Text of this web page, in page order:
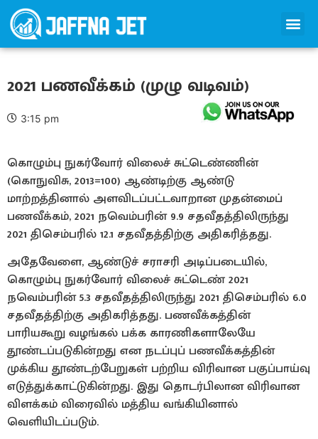
2021 பணவீக்கம் (முழு வடிவம்)
3:15 pm
கொழும்பு நுகர்வோர் விலைச் சுட்டெண்ணின்
(கொநுவிசு, 2013=100) ஆண்டிற்கு ஆண்டு
மாற்றத்தினால் அளவிடப்பட்டவாறான முதன்மைப்
பணவீக்கம், 2021 நவெம்பரின் 9.9 சதவீதத்திலிருந்து
2021 திசெம்பரில் 12.1 சதவீதத்திற்கு அதிகரித்தது.
அதேவேளை, ஆண்டுச் சராசரி அடிப்படையில்,
கொழும்பு நுகர்வோர் விலைச் சுட்டெண் 2021
நவெம்பரின் 5.3 சதவீதத்திலிருந்து 2021 திசெம்பரில் 6.0
சதவீதத்திற்கு அதிகரித்தது. பணவீக்கத்தின்
பாரியகூறு வழங்கல் பக்க காரணிகளாலேயே
தூண்டப்படுகின்றது என நடப்புப் பணவீக்கத்தின்
முக்கிய தூண்டற்பேறுகள் பற்றிய விரிவான பகுப்பாய்வு
எடுத்துக்காட்டுகின்றது. இது தொடர்பிலான விரிவான
விளக்கம் விரைவில் மத்திய வங்கியினால்
வெளியிடப்படும்.